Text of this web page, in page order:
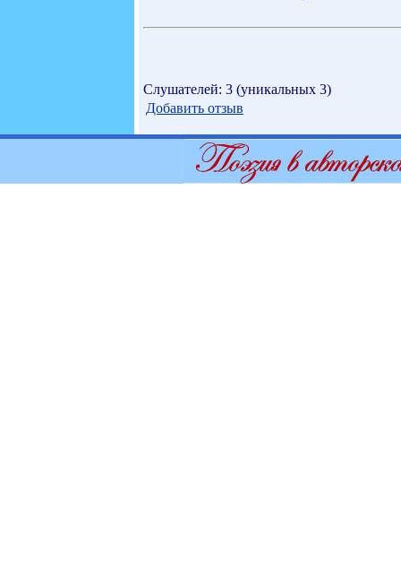
Слушателей: 3 (уникальных 3)
Добавить отзыв